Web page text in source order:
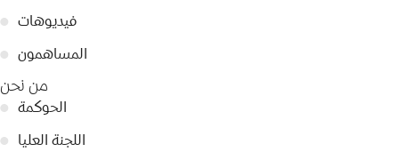
● فيديوهات
● المساهمون
من نحن
● الحوكمة
● اللجنة العليا